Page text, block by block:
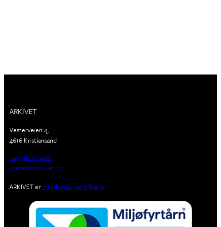
ARKIVET
Vesterveien 4,
4616 Kristiansand
+47 381 07 400
kontakt@arkivet.no
ARKIVET er miljøfyrtårn-sertifisert.